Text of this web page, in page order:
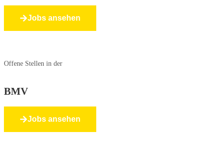
Jobs ansehen
Offene Stellen in der
BMV
Jobs ansehen